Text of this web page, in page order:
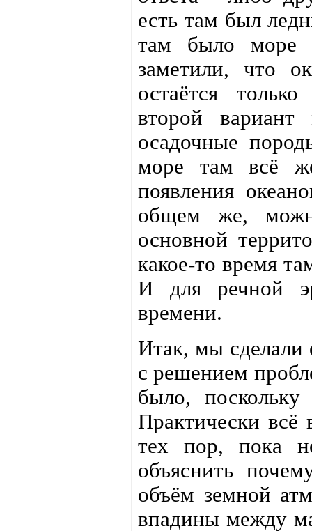
есть там был
там было море
заметили, что
остаётся
второй
осадочные
море там всё
появления
общем же,
основной
какое-то время
И для речной
времени.
Итак, мы сделали
с решением
было,
Практически
тех пор, пока
объяснить
объём земной
впадины между